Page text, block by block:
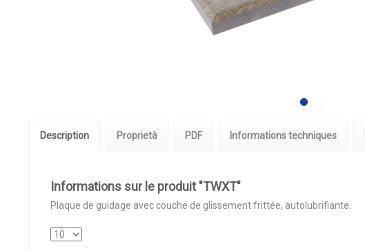
Description Proprietà PDF Informations techniques
Informations sur le produit "TWXT"
Plaque de guidage avec couche de glissement frittée, autolubrifiante.